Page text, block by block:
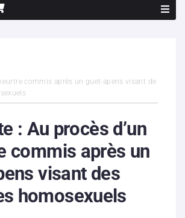
commis après un guet-apens visant de
: Au procès d’un
commis après un
visant des
homosexuels